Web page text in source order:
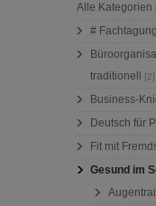
Alle Kategorien
#
traditionell
[2]
Business-
Deutsch für
Fit mit
Gesund im